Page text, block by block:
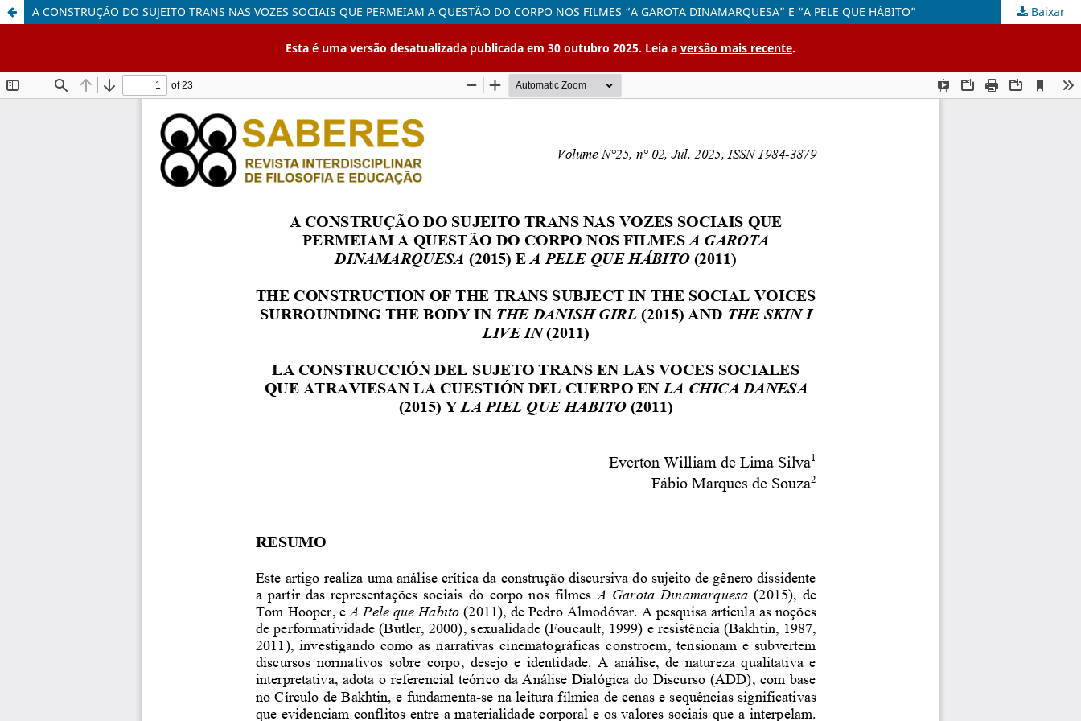
A CONSTRUÇÃO DO SUJEITO TRANS NAS VOZES SOCIAIS QUE PERMEIAM A QUESTÃO DO CORPO NOS FILMES “A GAROTA DINAMARQUESA” E “A PELE QUE HÁBITO” Baixar
Esta é uma versão desatualizada publicada em 30 outubro 2025. Leia a versão mais recente.